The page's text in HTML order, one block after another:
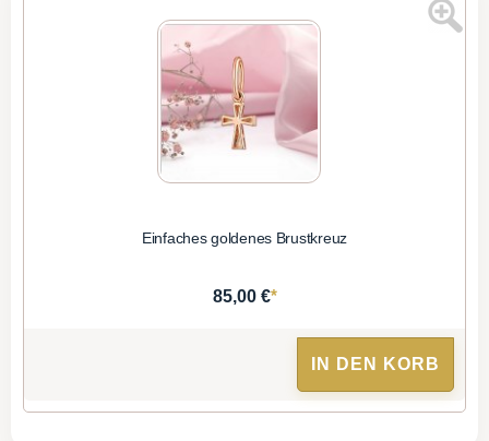
Einfaches goldenes Brustkreuz
85,00 €*
IN DEN KORB